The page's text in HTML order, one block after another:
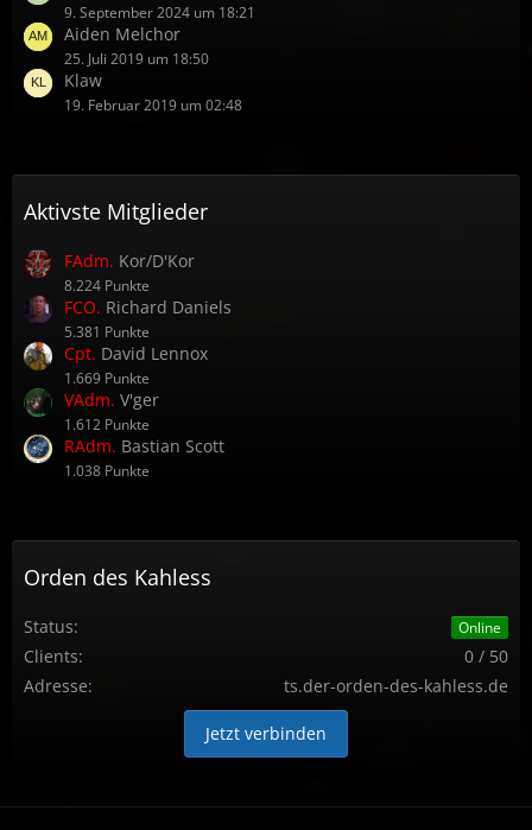
9. September 2024 um 18:21
Aiden Melchor
25. Juli 2019 um 18:50
Klaw
19. Februar 2019 um 02:48
Aktivste Mitglieder
FAdm. Kor/D'Kor
8.224 Punkte
FCO. Richard Daniels
5.381 Punkte
Cpt. David Lennox
1.669 Punkte
VAdm. V'ger
1.612 Punkte
RAdm. Bastian Scott
1.038 Punkte
Orden des Kahless
Status: Online
Clients:
0 / 50
Adresse:
ts.der-orden-des-kahless.de
Jetzt verbinden